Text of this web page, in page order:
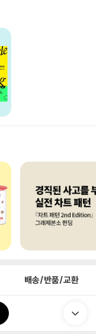
배송/반품/교환